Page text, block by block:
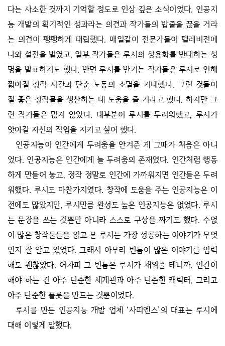
다는 사소한 것까지 기억할 정도로 인상 깊은 소식이었다. 인공지
능 개발의 획기적인 성과라는 의견과 작가들의 밥줄을 끊을 거라
는 의견이 팽팽하게 대립했다. 매일같이 전문가들이 텔레비전에
나와 설전을 벌였고, 일부 작가들은 루시의 상용화를 반대하는 성
명을 발표하기도 했다. 반면 루시를 반기는 작가들은 루시로 인해
짧아질 창작 시간과 단순 노동의 소멸을 기대했다. 그런 것들이
질 좋은 창작물을 생산하는 데 도움을 줄 거라고 했다. 하지만 그
런 작가들은 많지 않았다. 대부분이 루시를 두려워했고, 루시가
앗아갈 자신의 직업을 지키고 싶어 했다.
인공지능이 인간에게 두려움을 안겨준 게 그때가 처음은 아니
었다. 인공지능은 인간에게 늘 두려움의 존재였다. 인간처럼 행동
하게 만들어 놓고, 정작 정말로 인간에 가까워지면 인간들은 두려
워했다. 루시도 마찬가지였다. 창작에 도움을 주는 인공지능은 이
전에도 많았지만, 루시만큼 완성도 높은 인공지능은 없었다. 루시
는 문장을 쓰는 것뿐만 아니라 스스로 구상을 짜기도 했다. 수없
이 많은 창작물들을 읽고 본 루시는 가장 성공하는 이야기가 무엇
인지 잘 알고 있었다. 그래서 아무리 빈틈이 많은 이야기를 입력
해도 괜찮았다. 어차피 그 빈틈은 루시가 채워줄 테니까. 인간이
해야 하는 건 아주 단순한 세계관과 아주 단순한 캐릭터, 그리고
아주 단순한 플롯을 만드는 것뿐이었다.
루시를 만든 인공지능 개발 업체 ‘사피엔스’의 대표는 루시에
대해 이렇게 말했다.